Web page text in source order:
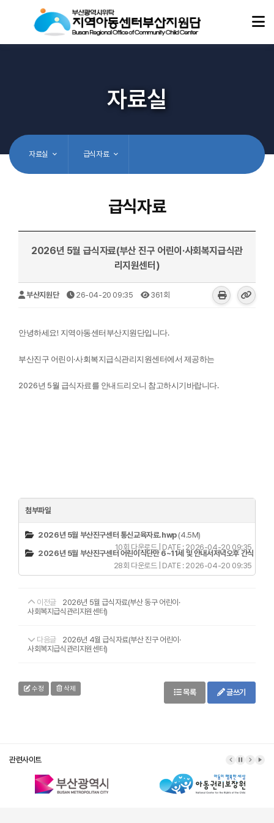
자료실
자료실 급식자료
급식자료
2026년 5월 급식자료(부산 진구 어린이·사회복지급식관
리지원센터)
부산지원단 26-04-20 09:35 361회
안녕하세요! 지역아동센터부산지원단입니다.
부산진구 어린이 ·사회복지급식관리지원센터에서 제공하는
2026년 5월 급식자료를 안내드리오니 참고하시기바랍니다.
첨부파일
2026년 5월 부산진구센터 통신교육자료.hwp(4.5M)
10회 다운로드 | DATE : 2026-04-20 09:35
2026년 5월 부산진구센터 어린이식단만 6~11세 및 안내서저녁오후 간식 - 토
28회 다운로드 | DATE : 2026-04-20 09:35
이전글
2026년 5월 급식자료(부산 동구 어린이·
사회복지급식관리지원센터)
다음글
2026년 4월 급식자료(부산 진구 어린이·
사회복지급식관리지원센터)
수정 삭제 목록 글쓰기
관련사이트